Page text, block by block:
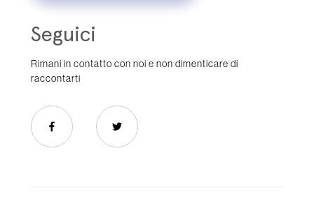
Seguici
Rimani in contatto con noi e non dimenticare di
raccontarti